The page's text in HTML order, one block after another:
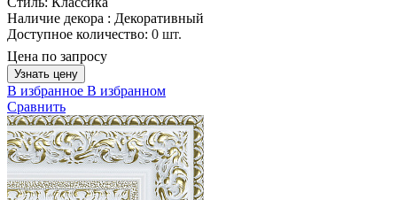
Наличие декора : Декоративный
Доступное количество: 0 шт.
Цена по запросу
Узнать цену
В избранное В избранном
Сравнить